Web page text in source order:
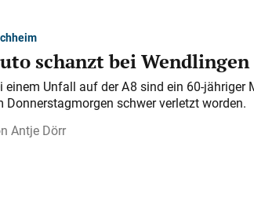
schanzt bei
einem Unfall auf der A 8 sind ein 60-
Donnerstagmorgen schwer verletzt worden.
Antje Dörr